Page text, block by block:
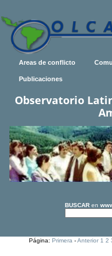
Areas de conflicto
Publicaciones
Observatorio
BUSCAR en
Página:Primera -Anterior 1 2